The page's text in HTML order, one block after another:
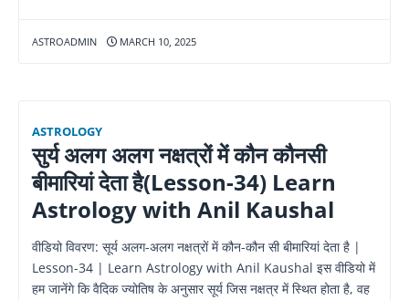
ASTROADMIN MARCH 10, 2025
ASTROLOGY
सुर्य अलग अलग नक्षत्रों में कौन कौनसी
बीमारियां देता है(Lesson-34) Learn
Astrology with Anil Kaushal
वीडियो विवरण: सूर्य अलग-अलग नक्षत्रों में कौन-कौन सी बीमारियां देता है |
Lesson-34 | Learn Astrology with Anil Kaushal इस वीडियो में
हम जानेंगे कि वैदिक ज्योतिष के अनुसार सूर्य जिस नक्षत्र में स्थित होता है, वह